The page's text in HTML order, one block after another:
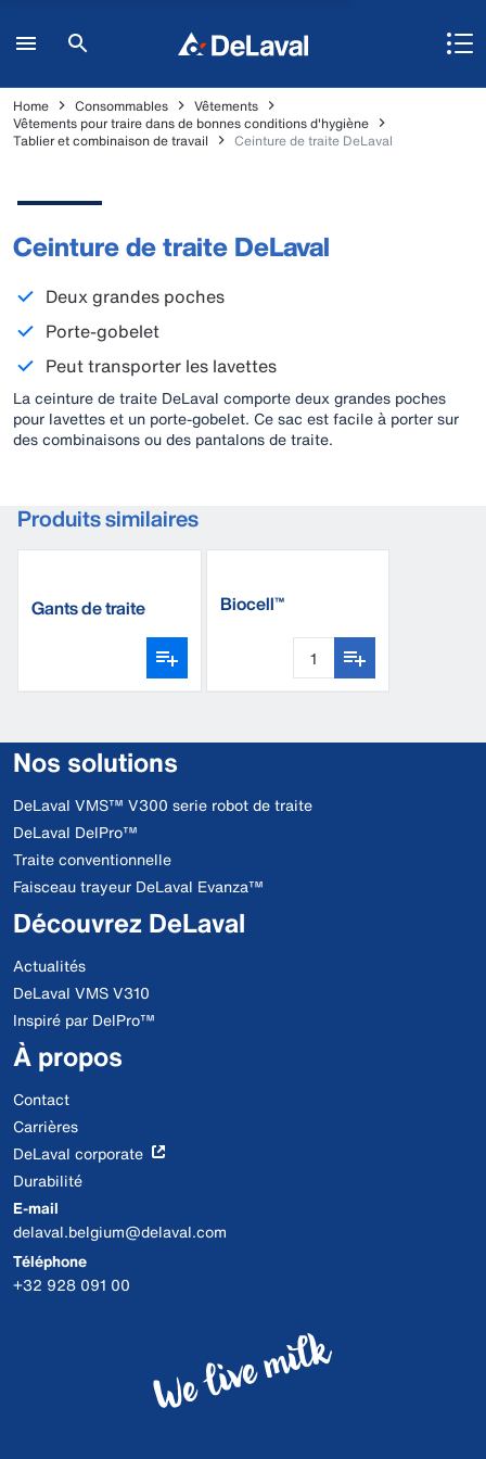
Home Consommables
Vêtements
Vêtements pour traire dans de bonnes conditions d'hygiène
Tablier et combinaison de travail
Ceinture de traite DeLaval
Ceinture de traite DeLaval
Deux grandes poches
Porte-gobelet
Peut transporter les lavettes
La ceinture de traite DeLaval comporte deux grandes poches
pour lavettes et un porte-gobelet. Ce sac est facile à porter sur
des combinaisons ou des pantalons de traite.
Produits similaires
Gants de traite Biocell™
Nos solutions
DeLaval VMS™ V300 serie robot de traite
DeLaval DelPro™
Traite conventionnelle
Faisceau trayeur DeLaval Evanza™
Découvrez DeLaval
Actualités
DeLaval VMS V310
Inspiré par DelPro™
À propos
Contact
Carrières
DeLaval corporate
Durabilité
E-mail
delaval.belgium@delaval.com
Téléphone
+32 928 091 00